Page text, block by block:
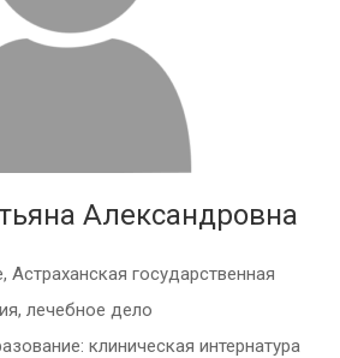
Александровна
государственная
лечебное дело
клиническая интернатура